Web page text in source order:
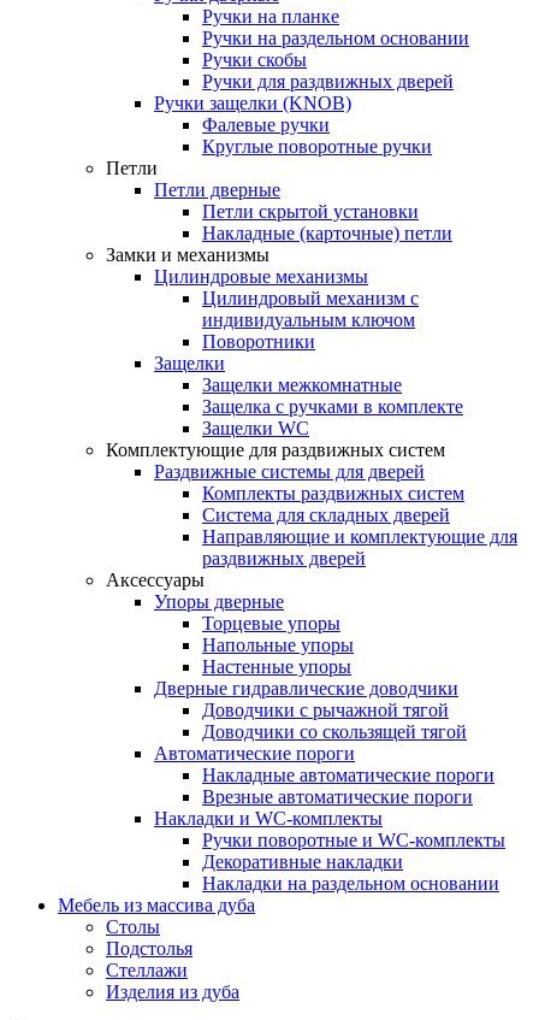
Ручки на планке
Ручки на раздельном основании
Ручки скобы
Ручки для раздвижных дверей
Ручки защелки (KNOB)
Фалевые ручки
Круглые поворотные ручки
Петли
Петли дверные
Петли скрытой установки
Накладные (карточные) петли
Замки и механизмы
Цилиндровые механизмы
Цилиндровый механизм с
индивидуальным ключом
Поворотники
Защелки
Защелки межкомнатные
Защелка с ручками в комплекте
Защелки WC
Комплектующие для раздвижных систем
Раздвижные системы для дверей
Комплекты раздвижных систем
Система для складных дверей
Направляющие и комплектующие для
раздвижных дверей
Аксессуары
Упоры дверные
Торцевые упоры
Напольные упоры
Настенные упоры
Дверные гидравлические доводчики
Доводчики с рычажной тягой
Доводчики со скользящей тягой
Автоматические пороги
Накладные автоматические пороги
Врезные автоматические пороги
Накладки и WC-комплекты
Ручки поворотные и WC-комплекты
Декоративные накладки
Накладки на раздельном основании
Мебель из массива дуба
Столы
Подстолья
Стеллажи
Изделия из дуба